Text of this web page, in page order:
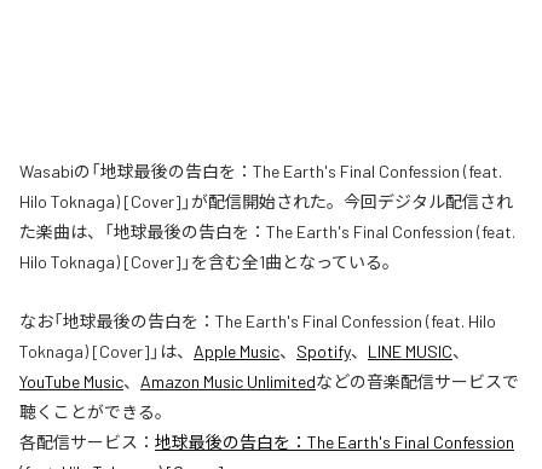
Wasabiの「地球最後の告白を：The Earth's Final Confession (feat.
Hilo Toknaga) [Cover]」が配信開始された。今回デジタル配信され
た楽曲は、「地球最後の告白を：The Earth's Final Confession (feat.
Hilo Toknaga) [Cover]」を含む全1曲となっている。
なお「地球最後の告白を：The Earth's Final Confession (feat. Hilo
Toknaga) [Cover] 」は、 Apple Music、 Spotify、 LINE MUSIC、
YouTube Music、 Amazon Music Unlimitedなどの音楽配信サービスで
聴くことができる。
各配信サービス： 地球最後の告白を：The Earth's Final Confession